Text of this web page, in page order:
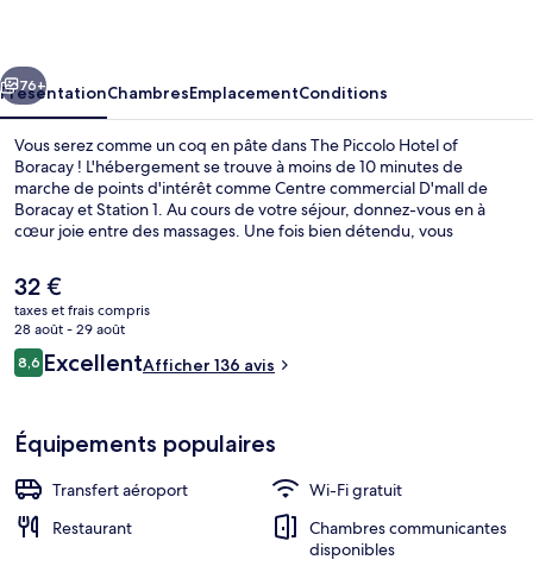
Boracay
Suivant
76+
PrésentationChambresEmplacementConditions
Vous serez comme un coq en pâte dans The Piccolo Hotel of
Boracay ! L'hébergement se trouve à moins de 10 minutes de
marche de points d'intérêt comme Centre commercial D'mall de
Boracay et Station 1. Au cours de votre séjour, donnez-vous en à
cœur joie entre des massages. Une fois bien détendu, vous
restaurant. Parmi les autres petits avantages de cet hébergement
figurent un bar / salon, une salle de fitness, et une terrasse.
Le
prix
actuel
est
de
32 €
taxes et frais compris
28 août - 29 août
Avis
voyageurs
8,68,6 sur 10
ExcellentAfficher 136 avis
Équipements populaires
Transfert aéroport
Wi-Fi gratuit
Restaurant
Chambres communicantes
disponibles